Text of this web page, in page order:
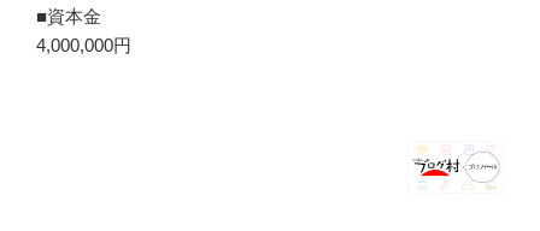
■資本金
4,000,000円